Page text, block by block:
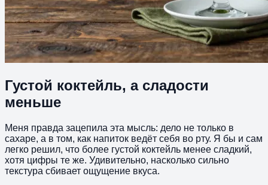
Густой коктейль, а сладости
меньше
Меня правда зацепила эта мысль: дело не только в
сахаре, а в том, как напиток ведёт себя во рту. Я бы и сам
легко решил, что более густой коктейль менее сладкий,
хотя цифры те же. Удивительно, насколько сильно
текстура сбивает ощущение вкуса.